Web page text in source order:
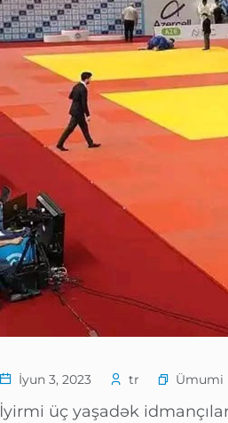
İyun 3, 2023 tr Ümumi
İyirmi üç yaşadək